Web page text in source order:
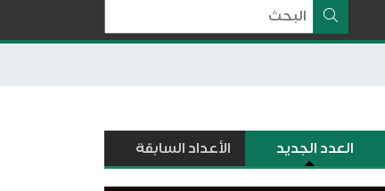
العدد الجديد الأعداد السابقة